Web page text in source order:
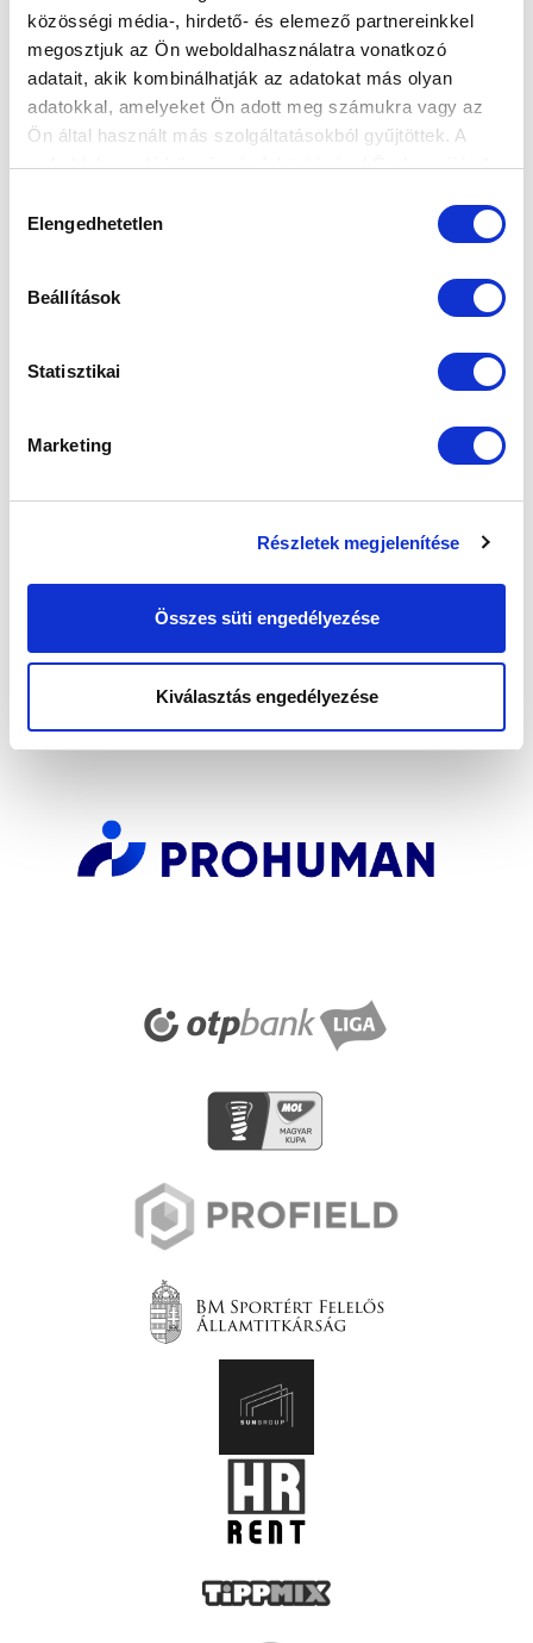
közösségi média-, hirdető- és elemező partnereinkkel
megosztjuk az Ön weboldalhasználatra vonatkozó
adatait, akik kombinálhatják az adatokat más olyan
adatokkal, amelyeket Ön adott meg számukra vagy az
Ön által használt más szolgáltatásokból gyűjtöttek. A
weboldalon való böngészés folytatásával Ön hozzájárul a
kiválasztása
Elengedhetetlen
Beállítások
Statisztikai
Marketing
Részletek megjelenítése
Összes süti engedélyezése
Kiválasztás engedélyezése
KÖVETKEZŐ MÉRKŐZÉS
2026-08-09 17:30
SÁNDOR KÁROLY LABDARÚGÓ AKADÉMIA
Ne maradjon le egy eseményről sem! Iratkozzon fel ingyenes
FELIRATKOZOM
SZPONZOROK